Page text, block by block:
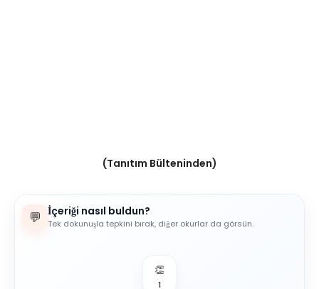
(Tanıtım Bülteninden)
💬 İçeriği nasıl buldun?
Tek dokunuşla tepkini bırak, diğer okurlar da görsün.
👏
1